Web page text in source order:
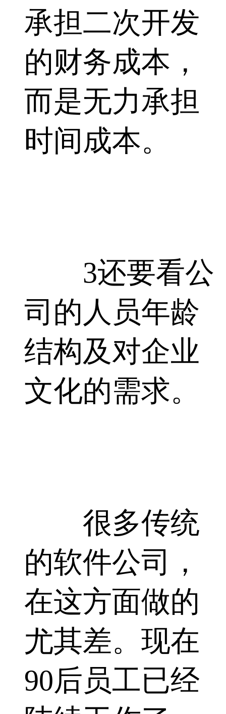
承担二次开发
的财务成本，
而是无力承担
时间成本。
3还要看公
司的人员年龄
结构及对企业
文化的需求。
很多传统
的软件公司，
在这方面做的
尤其差。现在
90后员工已经